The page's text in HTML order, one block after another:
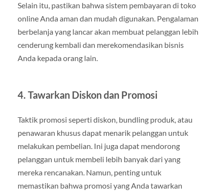
Selain itu, pastikan bahwa sistem pembayaran di toko
online Anda aman dan mudah digunakan. Pengalaman
berbelanja yang lancar akan membuat pelanggan lebih
cenderung kembali dan merekomendasikan bisnis
Anda kepada orang lain.
4. Tawarkan Diskon dan Promosi
Taktik promosi seperti diskon, bundling produk, atau
penawaran khusus dapat menarik pelanggan untuk
melakukan pembelian. Ini juga dapat mendorong
pelanggan untuk membeli lebih banyak dari yang
mereka rencanakan. Namun, penting untuk
memastikan bahwa promosi yang Anda tawarkan